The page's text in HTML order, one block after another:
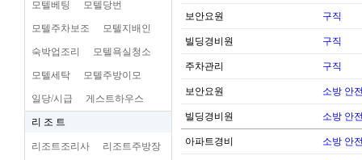
모텔베팅 모텔당번
모텔주차보조 모텔지배인
숙박업조리 모텔욕실청소
모텔세탁 모텔주방이모
일당/시급 게스트하우스
리 조 트
리조트조리사 리조트주방장
보안요원 구직
빌딩경비원 구직
주차관리 구직
보안요원 소방 안
빌딩경비원 소방 안
아파트경비 소방 안